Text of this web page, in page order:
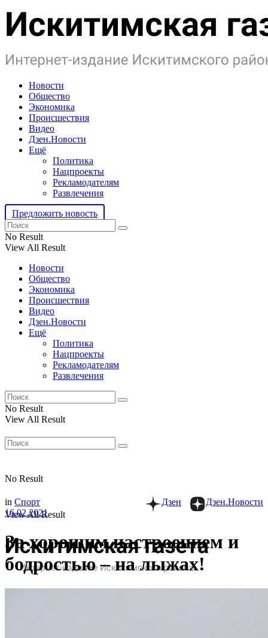
Новости
Общество
Экономика
Происшествия
Видео
Дзен.Новости
Ещё
Политика
Нацпроекты
Рекламодателям
Развлечения
Предложить новость
No Result
View All Result
Новости
Общество
Экономика
Происшествия
Видео
Дзен.Новости
Ещё
Политика
Нацпроекты
Рекламодателям
Развлечения
No Result
View All Result
No Result
View All Result
Дзен.Новости
Дзен
in Спорт
16.02.2021
За хорошим настроением и
бодростью – на лыжах!